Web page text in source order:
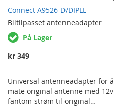
høyttalersignal (inn og ut) i biler
hvor man vil beholde den
originale…
Connect A9526-D/DIPLE
Biltilpasset antenneadapter
På Lager
kr 349
Universal antenneadapter for å
mate original antenne med 12v
fantom-strøm til original